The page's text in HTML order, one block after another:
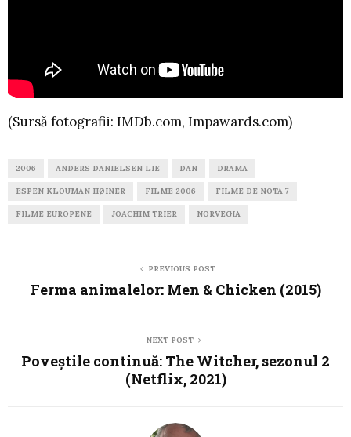
(Sursă fotografii: IMDb.com, Impawards.com)
2006 ANDERS DANIELSEN LIE DAN DRAMA
ESPEN KLOUMAN HØINER FILME 2006 FILME DE NOTA 7
FILME EUROPENE JOACHIM TRIER NORVEGIA
PREVIOUS POST
Ferma animalelor: Men & Chicken (2015)
NEXT POST
Poveștile continuă: The Witcher, sezonul 2
(Netflix, 2021)